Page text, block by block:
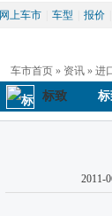
网上车市 车型 报价
车市首页 » 资讯 » 进
标致 标
2011-